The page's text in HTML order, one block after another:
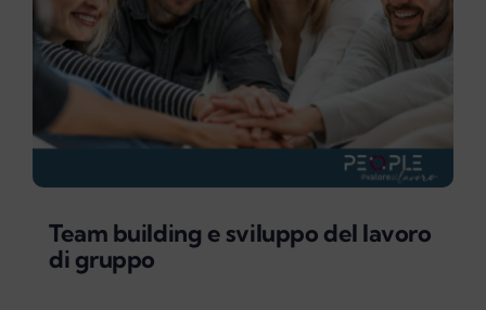
Team building e sviluppo del lavoro
di gruppo